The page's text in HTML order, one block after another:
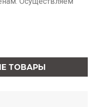
ТОВАРЫ